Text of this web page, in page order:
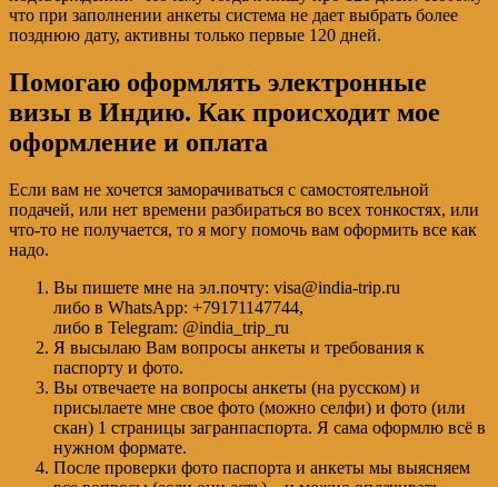
что при заполнении анкеты система не дает выбрать более
позднюю дату, активны только первые 120 дней.
Помогаю оформлять электронные
визы в Индию. Как происходит мое
оформление и оплата
Если вам не хочется заморачиваться с самостоятельной
подачей, или нет времени разбираться во всех тонкостях, или
что-то не получается, то я могу помочь вам оформить все как
надо.
Вы пишете мне на эл.почту: visa@india-trip.ru
либо в WhatsApp: +79171147744,
либо в Telegram: @india_trip_ru
Я высылаю Вам вопросы анкеты и требования к
паспорту и фото.
Вы отвечаете на вопросы анкеты (на русском) и
присылаете мне свое фото (можно селфи) и фото (или
скан) 1 страницы загранпаспорта. Я сама оформлю всё в
нужном формате.
После проверки фото паспорта и анкеты мы выясняем